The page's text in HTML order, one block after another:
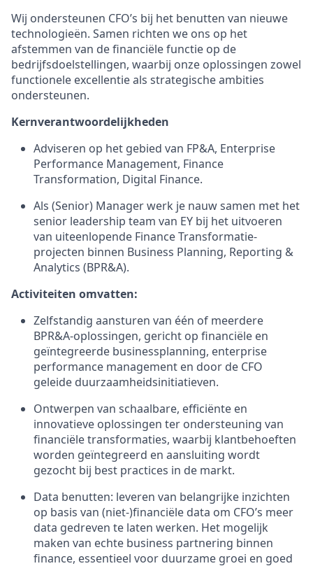
Wij ondersteunen CFO’s bij het benutten van nieuwe
technologieën. Samen richten we ons op het
afstemmen van de financiële functie op de
bedrijfsdoelstellingen, waarbij onze oplossingen zowel
functionele excellentie als strategische ambities
ondersteunen.
Kernverantwoordelijkheden
Adviseren op het gebied van FP&A, Enterprise
Performance Management, Finance
Transformation, Digital Finance.
Als (Senior) Manager werk je nauw samen met het
senior leadership team van EY bij het uitvoeren
van uiteenlopende Finance Transformatie-
projecten binnen Business Planning, Reporting &
Analytics (BPR&A).
Activiteiten omvatten:
Zelfstandig aansturen van één of meerdere
BPR&A-oplossingen, gericht op financiële en
geïntegreerde businessplanning, enterprise
performance management en door de CFO
geleide duurzaamheidsinitiatieven.
Ontwerpen van schaalbare, efficiënte en
innovatieve oplossingen ter ondersteuning van
financiële transformaties, waarbij klantbehoeften
worden geïntegreerd en aansluiting wordt
gezocht bij best practices in de markt.
Data benutten: leveren van belangrijke inzichten
op basis van (niet-)financiële data om CFO’s meer
data gedreven te laten werken. Het mogelijk
maken van echte business partnering binnen
finance, essentieel voor duurzame groei en goed